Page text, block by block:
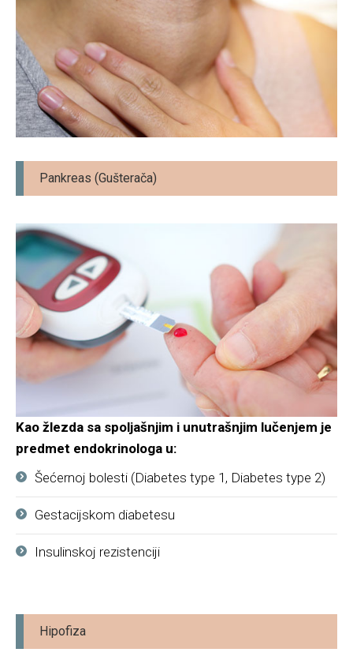
Pankreas (Gušterača)
Kao žlezda sa spoljašnjim i unutrašnjim lučenjem je
predmet endokrinologa u:
Šećernoj bolesti (Diabetes type 1, Diabetes type 2)
Gestacijskom diabetesu
Insulinskoj rezistenciji
Hipofiza